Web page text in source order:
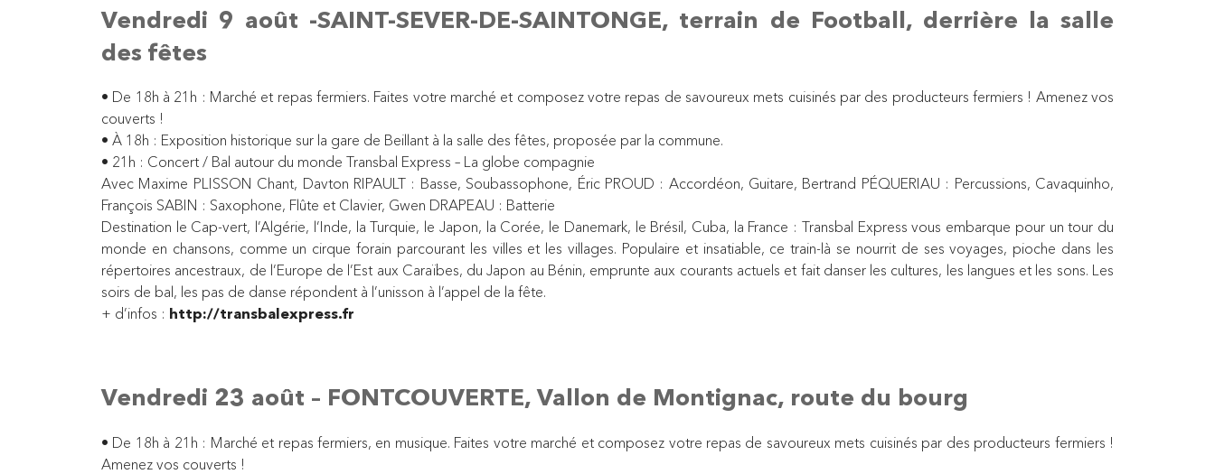
Vendredi 9 août -SAINT-SEVER-DE-SAINTONGE, terrain de Football, derrière la salle
des fêtes
• De 18h à 21h : Marché et repas fermiers. Faites votre marché et composez votre repas de savoureux mets cuisinés par des producteurs fermiers ! Amenez vos
couverts !
• À 18h : Exposition historique sur la gare de Beillant à la salle des fêtes, proposée par la commune.
• 21h : Concert / Bal autour du monde Transbal Express – La globe compagnie
Avec Maxime PLISSON Chant, Davton RIPAULT : Basse, Soubassophone, Éric PROUD : Accordéon, Guitare, Bertrand PÉQUERIAU : Percussions, Cavaquinho,
François SABIN : Saxophone, Flûte et Clavier, Gwen DRAPEAU : Batterie
Destination le Cap-vert, l’Algérie, l’Inde, la Turquie, le Japon, la Corée, le Danemark, le Brésil, Cuba, la France : Transbal Express vous embarque pour un tour du
monde en chansons, comme un cirque forain parcourant les villes et les villages. Populaire et insatiable, ce train-là se nourrit de ses voyages, pioche dans les
répertoires ancestraux, de l’Europe de l’Est aux Caraïbes, du Japon au Bénin, emprunte aux courants actuels et fait danser les cultures, les langues et les sons. Les
soirs de bal, les pas de danse répondent à l’unisson à l’appel de la fête.
+ d’infos : http://transbalexpress.fr
Vendredi 23 août – FONTCOUVERTE, Vallon de Montignac, route du bourg
• De 18h à 21h : Marché et repas fermiers, en musique. Faites votre marché et composez votre repas de savoureux mets cuisinés par des producteurs fermiers !
Amenez vos couverts !